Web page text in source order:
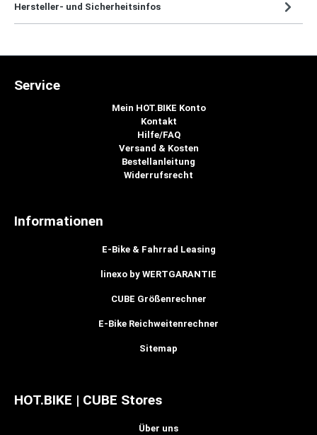
Hersteller- und Sicherheitsinfos
Service
Mein HOT.BIKE Konto
Kontakt
Hilfe/FAQ
Versand & Kosten
Bestellanleitung
Widerrufsrecht
Informationen
E-Bike & Fahrrad Leasing
linexo by WERTGARANTIE
CUBE Größenrechner
E-Bike Reichweitenrechner
Sitemap
HOT.BIKE | CUBE Stores
Über uns